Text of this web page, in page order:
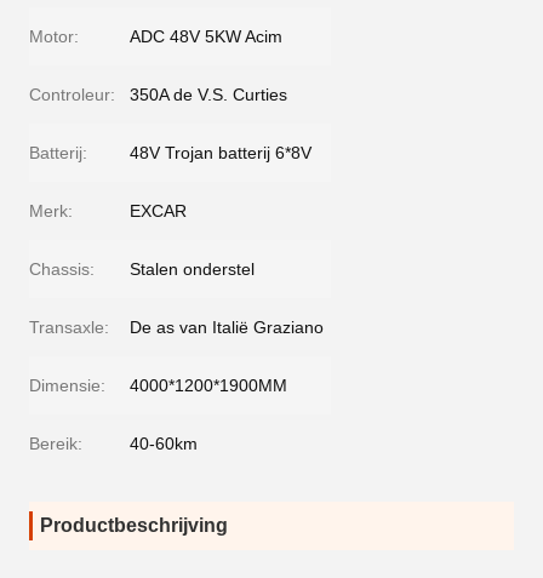
Motor: ADC 48V 5KW Acim
Controleur: 350A de V.S. Curties
Batterij: 48V Trojan batterij 6*8V
Merk: EXCAR
Chassis: Stalen onderstel
Transaxle: De as van Italië Graziano
Dimensie: 4000*1200*1900MM
Bereik: 40-60km
Productbeschrijving